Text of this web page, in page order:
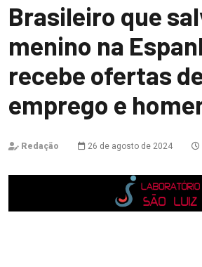
Brasileiro que
menino na
recebe ofertas
emprego e
Redação 26 de agosto de 2024